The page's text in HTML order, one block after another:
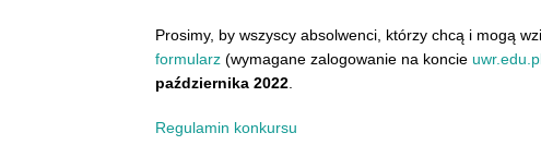
Prosimy, by wszyscy absolwenci, którzy chcą i mogą
formularz (wymagane zalogowanie na koncie
października 2022
Regulamin konkursu